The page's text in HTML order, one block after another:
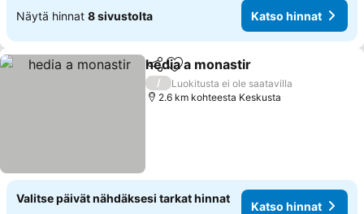
Näytä hinnat 8 sivustolta Katso hinnat
Jaa Lisää suosikkeihin
hedia a monastir
/
Luokitusta ei ole saatavilla
2.6 km kohteesta Keskusta
Valitse päivät nähdäksesi tarkat hinnat
Katso hinnat